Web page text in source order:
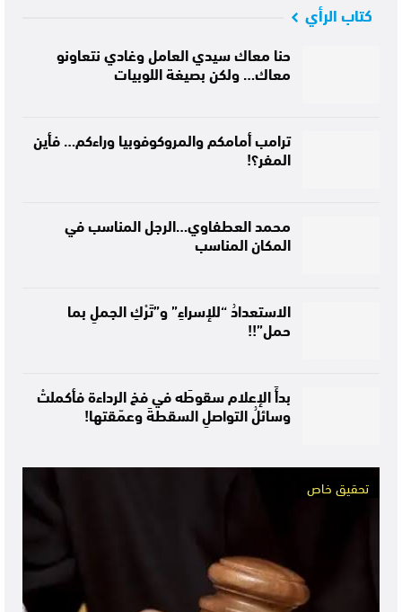
كتاب الرأي
حنا معاك سيدي العامل وغادي نتعاونو
معاك… ولكن بصيغة اللوبيات
ترامب أمامكم والمروكوفوبيا وراءكم… فأين
المفر؟!
محمد العطفاوي…الرجل المناسب في
المكان المناسب
الاستعدادُ “للإسراءِ” و”تَرْكِ الجملِ بما
حمل”!!
بدأَ الإعلام سقوطَه في فخ الرداءة فأكملتْ
وسائلُ التواصلِ السقطةَ وعمّقتها!
تحقيق خاص